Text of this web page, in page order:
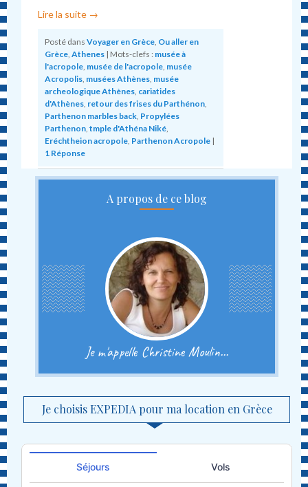
Lire la suite →
Posté dans Voyager en Grèce, Ou aller en
Grèce,Athenes | Mots-clefs : musée à
l'acropole, musée de l'acropole, musée
Acropolis, musées Athènes, musée
archeologique Athènes, cariatides
d'Athènes, retour des frises du Parthénon,
Parthenon marbles back, Propylées
Parthenon,tmple d'Athéna Niké,
Eréchtheion acropole, Parthenon Acropole |
1 Réponse
A propos de ce blog
Je m'appelle Christine Moulin...
Je choisis EXPEDIA pour ma location en Grèce